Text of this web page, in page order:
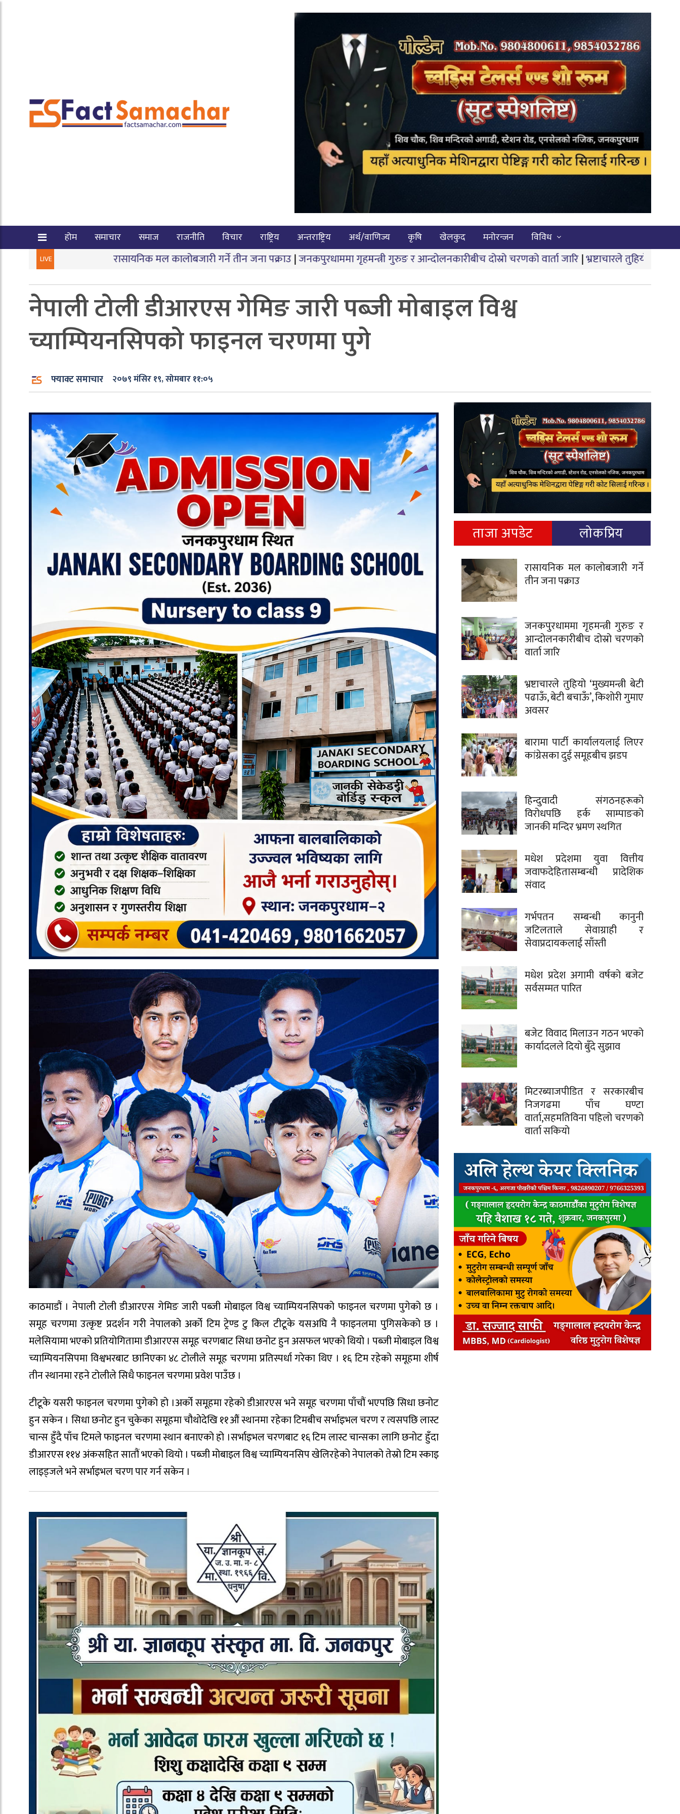
होम समाचार समाज राजनीति विचार राष्ट्रिय अन्तराष्ट्रिय अर्थ/वाणिज्य कृषि खेलकुद मनोरन्जन विविध
LIVE
रासायनिक मल कालोबजारी गर्ने तीन जना पक्राउ|जनकपुरधाममा गृहमन्त्री गुरुङ र आन्दोलनकारीबीच दोस्रो चरणको वार्ता जारि|भ्रष्टाचारले तुहियो ‘मुख्यमन्त्री बेटी पढाऊँ,
नेपाली टोली डीआरएस गेमिङ जारी पब्जी मोबाइल विश्व
च्याम्पियनसिपको फाइनल चरणमा पुगे
फ्याक्ट समाचार २०७९ मंसिर १९, सोमबार ११:०५
काठमाडौं । नेपाली टोली डीआरएस गेमिङ जारी पब्जी मोबाइल विश्व च्याम्पियनसिपको फाइनल चरणमा पुगेको छ ।
समूह चरणमा उत्कृष्ट प्रदर्शन गरी नेपालको अर्को टिम ट्रेण्ड टु किल टीटूके यसअघि नै फाइनलमा पुगिसकेको छ ।
मलेसियामा भएको प्रतियोगितामा डीआरएस समूह चरणबाट सिधा छनोट हुन असफल भएको थियो । पब्जी मोबाइल विश्व
च्याम्पियनसिपमा विश्वभरबाट छानिएका ४८ टोलीले समूह चरणमा प्रतिस्पर्धा गरेका थिए । १६ टिम रहेको समूहमा शीर्ष
तीन स्थानमा रहने टोलीले सिधै फाइनल चरणमा प्रवेश पाउँछ ।
टीटूके यसरी फाइनल चरणमा पुगेको हो ।अर्को समूहमा रहेको डीआरएस भने समूह चरणमा पाँचौं भएपछि सिधा छनोट
हुन सकेन । सिधा छनोट हुन चुकेका समूहमा चौथोदेखि ११औं स्थानमा रहेका टिमबीच सर्भाइभल चरण र त्यसपछि लास्ट
चान्स हुँदै पाँच टिमले फाइनल चरणमा स्थान बनाएको हो ।सर्भाइभल चरणबाट १६ टिम लास्ट चान्सका लागि छनोट हुँदा
डीआरएस ११४ अंकसहित सातौं भएको थियो । पब्जी मोबाइल विश्व च्याम्पियनसिप खेलिरहेको नेपालको तेस्रो टिम स्काइ
लाइड्जले भने सर्भाइभल चरण पार गर्न सकेन ।
ताजा अपडेट लोकप्रिय
रासायनिक मल कालोबजारी गर्ने
तीन जना पक्राउ
जनकपुरधाममा गृहमन्त्री गुरुङ र
आन्दोलनकारीबीच दोस्रो चरणको
वार्ता जारि
भ्रष्टाचारले तुहियो ‘मुख्यमन्त्री बेटी
पढाऊँ, बेटी बचाऊँ’, किशोरी गुमाए
अवसर
बारामा पार्टी कार्यालयलाई लिएर
कांग्रेसका दुई समूहबीच झडप
हिन्दुवादी संगठनहरूको
विरोधपछि हर्क साम्पाङको
जानकी मन्दिर भ्रमण स्थगित
मधेश प्रदेशमा युवा वित्तीय
जवाफदेहितासम्बन्धी प्रादेशिक
संवाद
गर्भपतन सम्बन्धी कानुनी
जटिलताले सेवाग्राही र
सेवाप्रदायकलाई साँस्ती
मधेश प्रदेश अगामी वर्षको बजेट
सर्वसम्मत पारित
बजेट विवाद मिलाउन गठन भएको
कार्यादलले दियो बुँदे सुझाव
मिटरब्याजपीडित र सरकारबीच
निजगढमा पाँच घण्टा
वार्ता,सहमतिविना पहिलो चरणको
वार्ता सकियो